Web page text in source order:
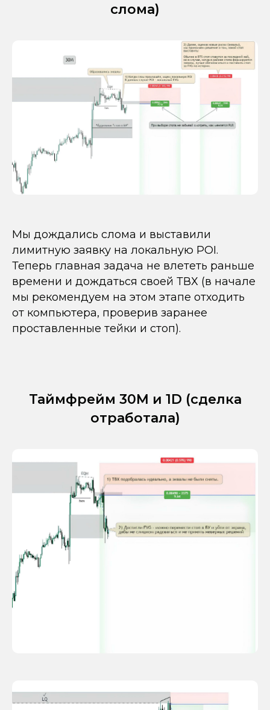
слома)
Мы дождались слома и выставили
лимитную заявку на локальную POI.
Теперь главная задача не влететь раньше
времени и дождаться своей ТВХ (в начале
мы рекомендуем на этом этапе отходить
от компьютера, проверив заранее
проставленные тейки и стоп).
Таймфрейм 30М и 1D (сделка
отработала)